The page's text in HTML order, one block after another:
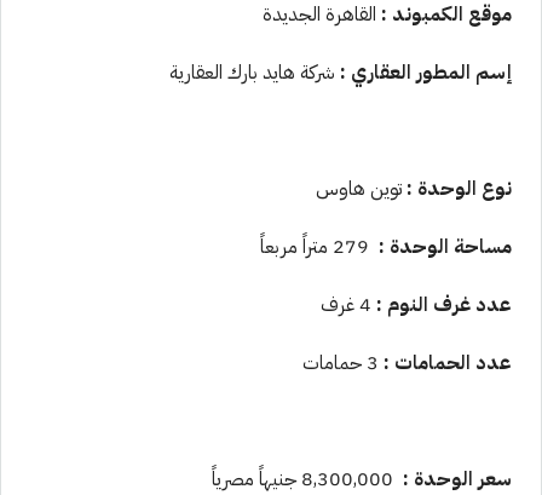
موقع الكمبوند : القاهرة الجديدة
إسم المطور العقاري : شركة هايد بارك العقارية
نوع الوحدة : توين هاوس
مساحة الوحدة :
عدد غرف النوم :
عدد الحمامات :
سعر الوحدة :